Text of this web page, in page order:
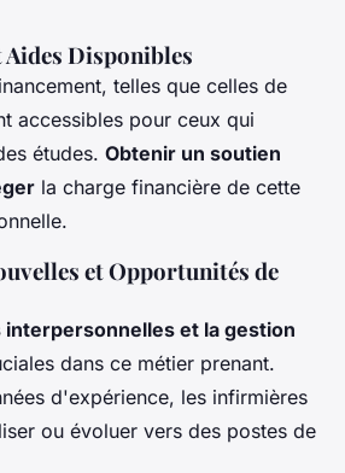
Aides Disponibles
telles que celles de
accessibles pour ceux qui
études. Obtenir un soutien
la charge financière de cette
et Opportunités de
et la gestion
dans ce métier prenant.
d'expérience, les infirmières
ou évoluer vers des postes de